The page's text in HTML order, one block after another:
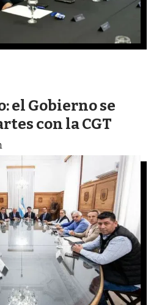
el Gobierno se
con la CGT